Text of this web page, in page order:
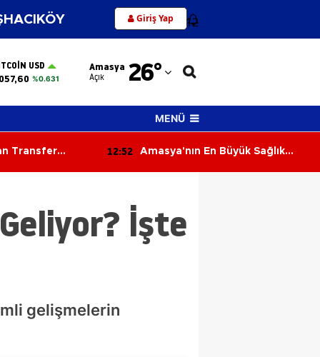
Giriş Yap 12
USD
%0.631
Amasya
Açık 26°
Adana
Adıyaman
Ağrı
Amasya
Antalya
Balıkesir
MENÜ
Transfer
12:52
Amasya'nın En Büyük Sağlık
İşte
gelişmelerin